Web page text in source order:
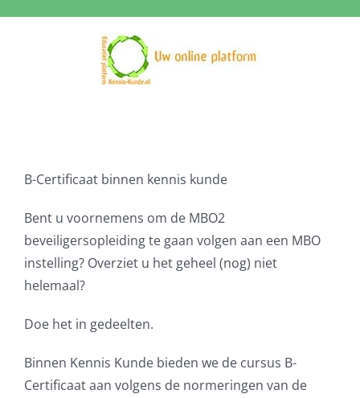
B-Certificaat binnen kennis kunde
Bent u voornemens om de MBO2
beveiligersopleiding te gaan volgen aan een MBO
instelling? Overziet u het geheel (nog) niet
helemaal?
Doe het in gedeelten.
Binnen Kennis Kunde bieden we de cursus B-
Certificaat aan volgens de normeringen van de